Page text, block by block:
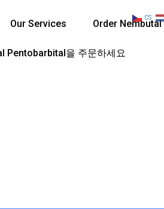
Our Services Order Nembutal
Pentobarbital을 주문하세요
CS